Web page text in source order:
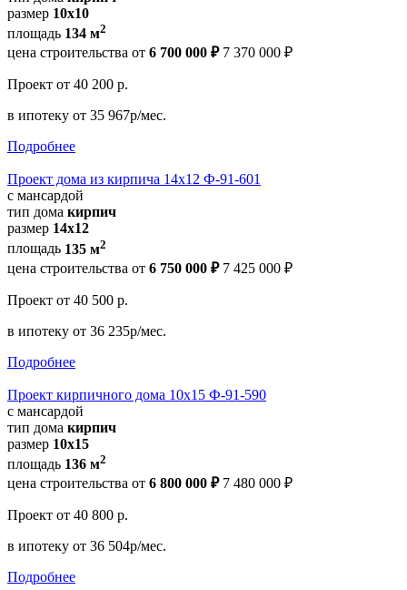
размер 10х10
площадь 134 м2
цена строительства от 6 700 000 ₽ 7 370 000 ₽
Проект от 40 200 р.
в ипотеку от 35 967р/мес.
Подробнее
Проект дома из кирпича 14х12 Ф-91-601
с мансардой
тип дома кирпич
размер 14х12
площадь 135 м2
цена строительства от 6 750 000 ₽ 7 425 000 ₽
Проект от 40 500 р.
в ипотеку от 36 235р/мес.
Подробнее
Проект кирпичного дома 10х15 Ф-91-590
с мансардой
тип дома кирпич
размер 10х15
площадь 136 м2
цена строительства от 6 800 000 ₽ 7 480 000 ₽
Проект от 40 800 р.
в ипотеку от 36 504р/мес.
Подробнее